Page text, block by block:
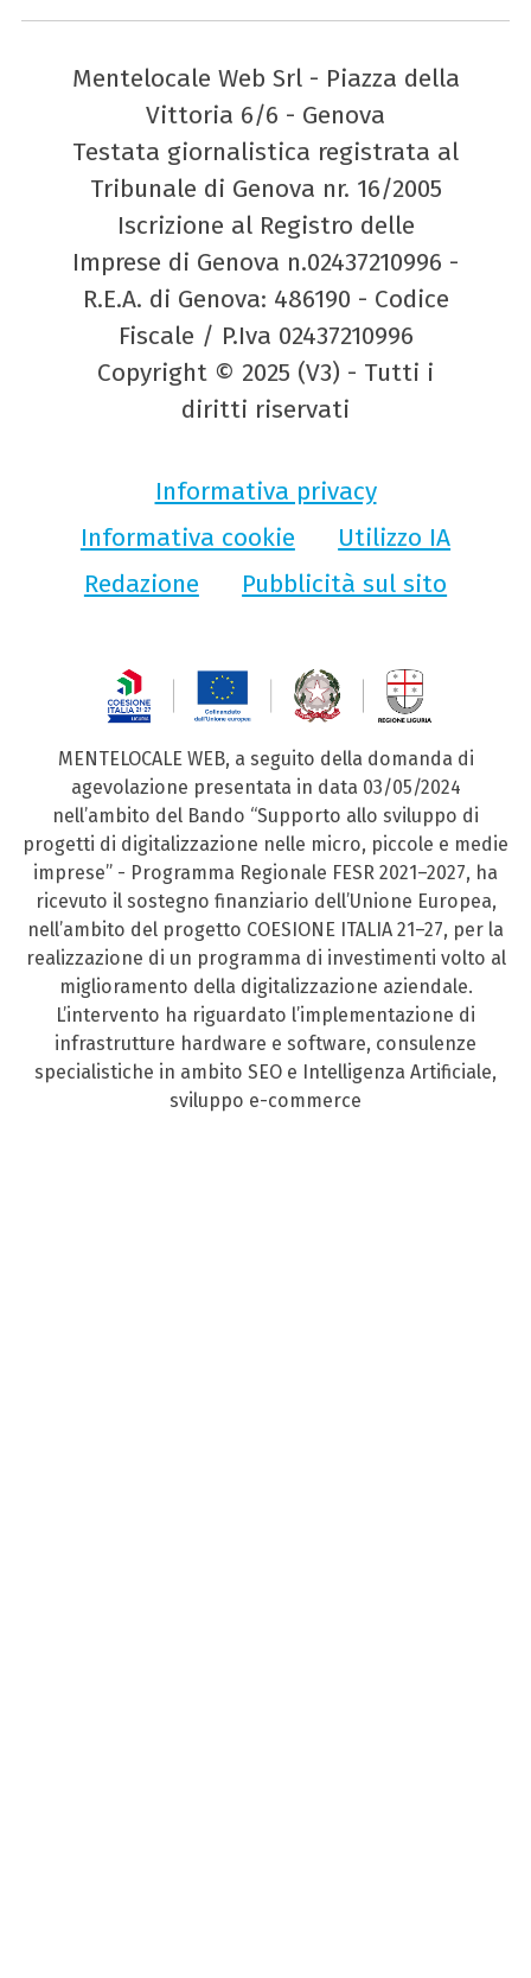
Mentelocale Web Srl - Piazza della
Vittoria 6/6 - Genova
Testata giornalistica registrata al
Tribunale di Genova nr. 16/2005
Iscrizione al Registro delle
Imprese di Genova n.02437210996 -
R.E.A. di Genova: 486190 - Codice
Fiscale / P.Iva 02437210996
Copyright © 2025 (V3) - Tutti i
diritti riservati
Informativa privacy
Informativa cookie
Utilizzo IA
Redazione
Pubblicità sul sito
MENTELOCALE WEB, a seguito della domanda di
agevolazione presentata in data 03/05/2024
nell’ambito del Bando “Supporto allo sviluppo di
progetti di digitalizzazione nelle micro, piccole e medie
imprese” - Programma Regionale FESR 2021–2027, ha
ricevuto il sostegno finanziario dell’Unione Europea,
nell’ambito del progetto COESIONE ITALIA 21–27, per la
realizzazione di un programma di investimenti volto al
miglioramento della digitalizzazione aziendale.
L’intervento ha riguardato l’implementazione di
infrastrutture hardware e software, consulenze
specialistiche in ambito SEO e Intelligenza Artificiale,
sviluppo e-commerce